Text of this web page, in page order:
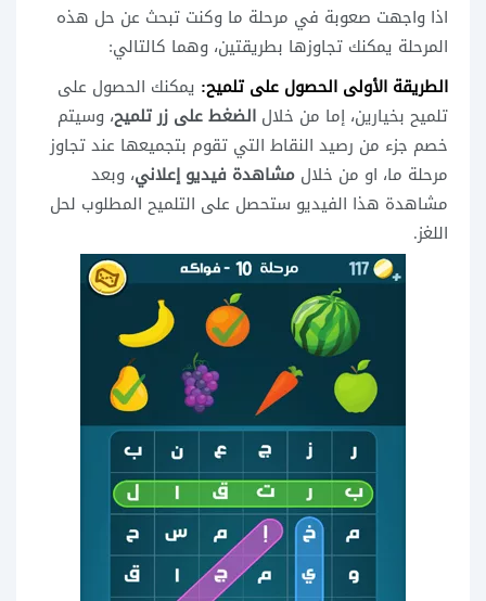
اذا واجهت صعوبة في مرحلة ما وكنت تبحث عن حل هذه
المرحلة يمكنك تجاوزها بطريقتين، وهما كالتالي:
الطريقة الأولى الحصول على تلميح: يمكنك الحصول على
تلميح بخيارين، إما من خلال الضغط على زر تلميح، وسيتم
خصم جزء من رصيد النقاط التي تقوم بتجميعها عند تجاوز
مرحلة ما، او من خلال مشاهدة فيديو إعلاني، وبعد
مشاهدة هذا الفيديو ستحصل على التلميح المطلوب لحل
اللغز.